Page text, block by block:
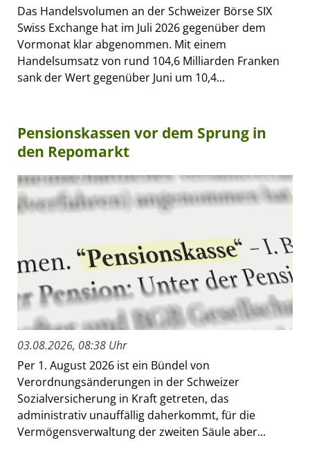
Das Handelsvolumen an der Schweizer Börse SIX
Swiss Exchange hat im Juli 2026 gegenüber dem
Vormonat klar abgenommen. Mit einem
Handelsumsatz von rund 104,6 Milliarden Franken
sank der Wert gegenüber Juni um 10,4...
Pensionskassen vor dem Sprung in
den Repomarkt
03.08.2026, 08:38 Uhr
Per 1. August 2026 ist ein Bündel von
Verordnungsänderungen in der Schweizer
Sozialversicherung in Kraft getreten, das
administrativ unauffällig daherkommt, für die
Vermögensverwaltung der zweiten Säule aber...